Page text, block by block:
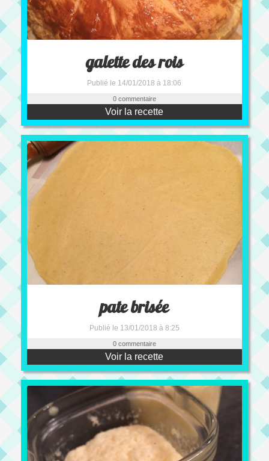
galette des rois
Publié le 14/01/2018 à 18:06
0 commentaire
Voir la recette
pate brisée
Publié le 13/01/2018 à 8:25
0 commentaire
Voir la recette